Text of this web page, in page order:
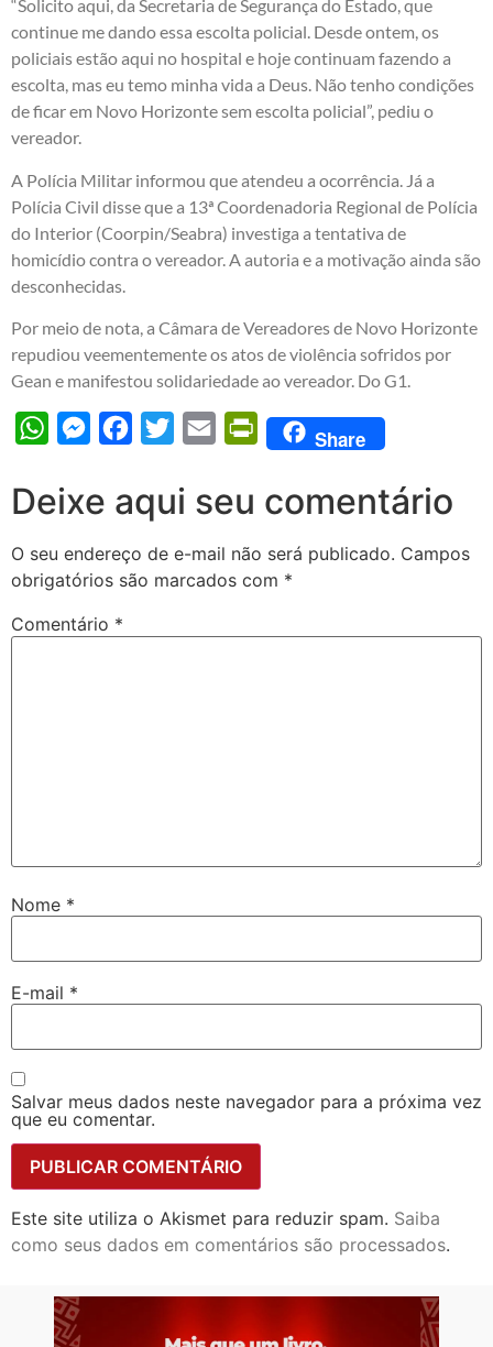
“Solicito aqui, da Secretaria de Segurança do Estado, que
continue me dando essa escolta policial. Desde ontem, os
policiais estão aqui no hospital e hoje continuam fazendo a
escolta, mas eu temo minha vida a Deus. Não tenho condições
de ficar em Novo Horizonte sem escolta policial”, pediu o
vereador.
A Polícia Militar informou que atendeu a ocorrência. Já a
Polícia Civil disse que a 13ª Coordenadoria Regional de Polícia
do Interior (Coorpin/Seabra) investiga a tentativa de
homicídio contra o vereador. A autoria e a motivação ainda são
desconhecidas.
Por meio de nota, a Câmara de Vereadores de Novo Horizonte
repudiou veementemente os atos de violência sofridos por
Gean e manifestou solidariedade ao vereador. Do G1.
WhatsAppMessengerFacebook
Twitter Email PrintFriendly
Share
Deixe aqui seu comentário
O seu endereço de e-mail não será publicado. Campos
obrigatórios são marcados com *
Comentário *
Nome *
E-mail *
Salvar meus dados neste navegador para a próxima vez
que eu comentar.
Este site utiliza o Akismet para reduzir spam. Saiba
como seus dados em comentários são processados.